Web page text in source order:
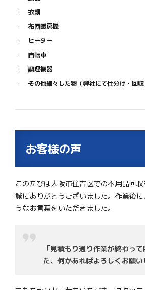
衣類
布団暖房機
ヒーター
自転車
調理機器
その他細々した物（弊社にて仕分け・回収
お客様の声
このたびは大阪市住吉区での不用品回収
誠にありがとうございました。作業後
うなお言葉をいただきました。
「見積もり通り作業が終わっ
た、何かあればよろしくお願い